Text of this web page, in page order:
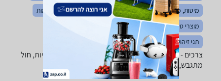
מיטות, כלובים ומלונות
בגדים לחיות
רצועות, קולרים ורתמות
מוצרי טיפוח לחיות
מזון כלבים וחתולים
תגי זיהוי לחיות מחמד
צרכים - ‏Sanicat ‏זנזיבר מבחר גדול של ארגזי צרכים לחיות, חול
מתגבש, קריסטלים, כפות ניקוי, מוצרי נטרול ריח ועוד.